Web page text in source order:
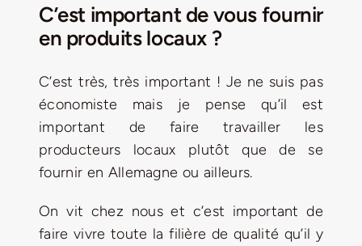
C’est important de vous fournir
en produits locaux ?
C’est très, très important ! Je ne suis pas
économiste mais je pense qu’il est
important de faire travailler les
producteurs locaux plutôt que de se
fournir en Allemagne ou ailleurs.
On vit chez nous et c’est important de
faire vivre toute la filière de qualité qu’il y